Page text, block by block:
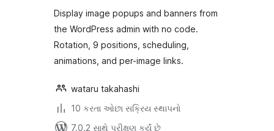
Display image popups and banners from
the WordPress admin with no code.
Rotation, 9 positions, scheduling,
animations, and per-image links.
wataru takahashi
10 કરતા ઓછા સક્રિય સ્થાપનો
7.0.2 સાથે પરીક્ષણ કર્યું છે